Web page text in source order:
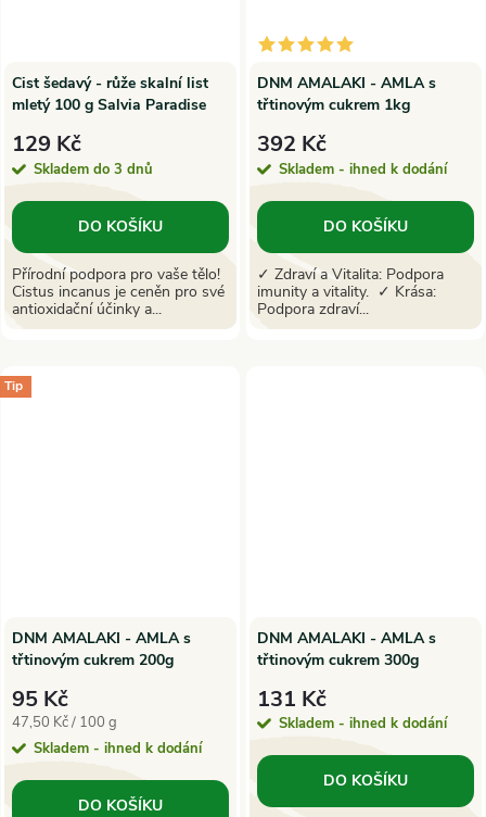
Cist šedavý - růže skalní list
mletý 100 g Salvia Paradise
129 Kč
Skladem do 3 dnů
DO KOŠÍKU
Přírodní podpora pro vaše tělo!
Cistus incanus je ceněn pro své
antioxidační účinky a...
DNM AMALAKI - AMLA s
třtinovým cukrem 1kg
392 Kč
Skladem - ihned k dodání
DO KOŠÍKU
✓ Zdraví a Vitalita: Podpora
imunity a vitality. ✓ Krása:
Podpora zdraví...
Tip
DNM AMALAKI - AMLA s
třtinovým cukrem 200g
95 Kč
Měrná
cena:
47,50 Kč / 100 g
Skladem - ihned k dodání
DO KOŠÍKU
DNM AMALAKI - AMLA s
třtinovým cukrem 300g
131 Kč
Skladem - ihned k dodání
DO KOŠÍKU